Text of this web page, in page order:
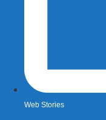
Web Stories